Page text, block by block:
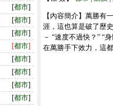
[都市]
[都市]
[都市]
[都市]
[都市]
[都市]
[都市]
[都市]
【內容簡介】萬勝有
涯，這也算是破了歷
－ “速度不過快？” “
在萬勝手下效力，這